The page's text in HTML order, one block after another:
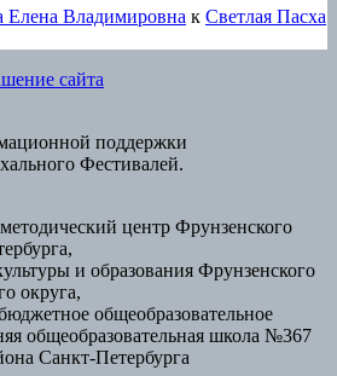
Елена Владимировна к Светлая Пасха
сайта
поддержки
Фестивалей.
центр Фрунзенского
и образования Фрунзенского
округа,
общеобразовательное
общеобразовательная школа №367
Санкт-Петербурга